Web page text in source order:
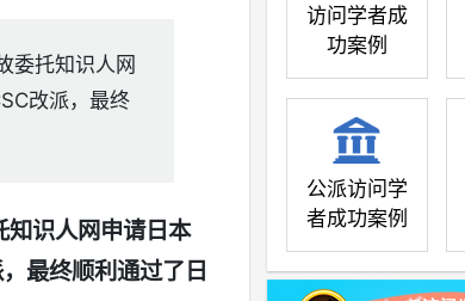
委托知识人网
改派，最终
识人网申请日本
最终顺利通过了日
访问学者成
功案例
公派访问学
者成功案例